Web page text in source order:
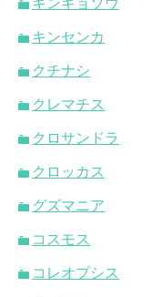
キンセンカ
クチナシ
クレマチス
クロサンドラ
クロッカス
グズマニア
コスモス
コレオプシス